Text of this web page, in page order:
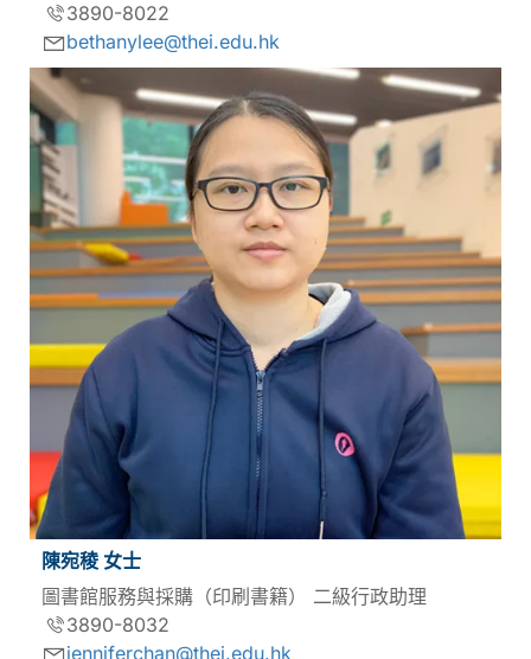
3890-8022
bethanylee@thei.edu.hk
陳宛稜 女士
圖書館服務與採購（印刷書籍） 二級行政助理
3890-8032
jenniferchan@thei.edu.hk